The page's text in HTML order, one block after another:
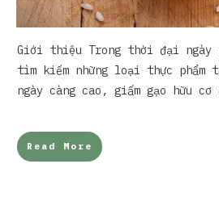
Giới thiệu Trong thời đại ngày
tìm kiếm những loại thực phẩm
ngày càng cao, giấm gạo hữu cơ
Read More